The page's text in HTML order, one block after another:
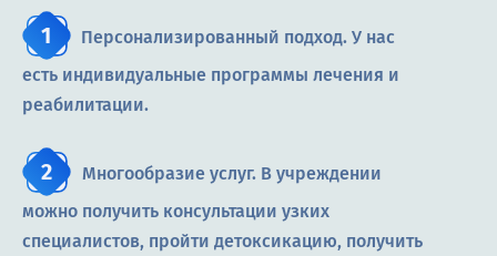
Персонализированный подход. У нас
есть индивидуальные программы лечения и
реабилитации.
Многообразие услуг. В учреждении
можно получить консультации узких
специалистов, пройти детоксикацию, получить